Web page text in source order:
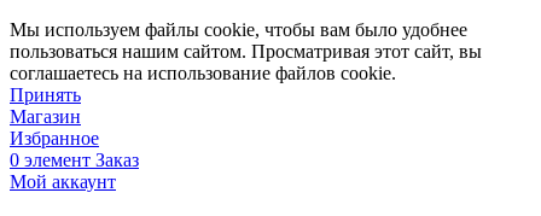
Мы используем файлы cookie, чтобы вам было удобнее
пользоваться нашим сайтом. Просматривая этот сайт, вы
соглашаетесь на использование файлов cookie.
Принять
Магазин
Избранное
0 элемент Заказ
Мой аккаунт